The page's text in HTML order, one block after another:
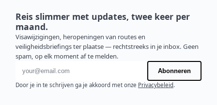
Reis slimmer met updates, twee keer per
maand.
Visawijzigingen, heropeningen van routes en
veiligheidsbriefings ter plaatse — rechtstreeks in je inbox. Geen
spam, op elk moment af te melden.
E-mailadres
Abonneren
Door je in te schrijven ga je akkoord met onze Privacybeleid.